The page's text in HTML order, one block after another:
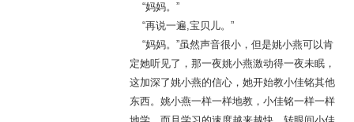
“妈妈。”
“再说一遍,宝贝儿。”
“妈妈。”虽然声音很小，但是姚小燕可以肯
定她听见了，那一夜姚小燕激动得一夜未眠，
这加深了姚小燕的信心，她开始教小佳铭其他
东西。姚小燕一样一样地教，小佳铭一样一样